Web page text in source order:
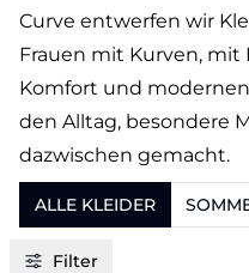
Curve entwerfen wir
Frauen mit Kurven, mit
Komfort und
den Alltag, besondere
dazwischen gemacht.
ALLE KLEIDER
Filter